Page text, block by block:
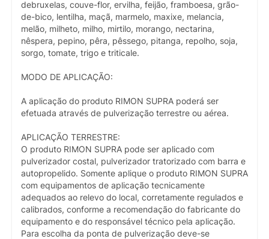
debruxelas, couve-flor, ervilha, feijão, framboesa, grão-
de-bico, lentilha, maçã, marmelo, maxixe, melancia,
melão, milheto, milho, mirtilo, morango, nectarina,
nêspera, pepino, pêra, pêssego, pitanga, repolho, soja,
sorgo, tomate, trigo e triticale.
MODO DE APLICAÇÃO:
A aplicação do produto RIMON SUPRA poderá ser
efetuada através de pulverização terrestre ou aérea.
APLICAÇÃO TERRESTRE:
O produto RIMON SUPRA pode ser aplicado com
pulverizador costal, pulverizador tratorizado com barra e
autopropelido. Somente aplique o produto RIMON SUPRA
com equipamentos de aplicação tecnicamente
adequados ao relevo do local, corretamente regulados e
calibrados, conforme a recomendação do fabricante do
equipamento e do responsável técnico pela aplicação.
Para escolha da ponta de pulverização deve-se